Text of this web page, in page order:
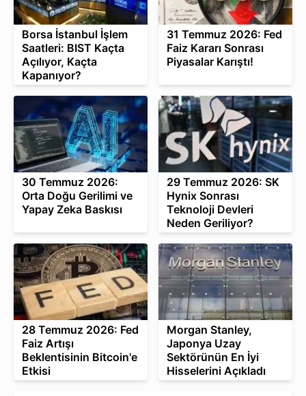
Borsa İstanbul İşlem
Saatleri: BIST Kaçta
Açılıyor, Kaçta
Kapanıyor?
31 Temmuz 2026: Fed
Faiz Kararı Sonrası
Piyasalar Karıştı!
30 Temmuz 2026:
Orta Doğu Gerilimi ve
Yapay Zeka Baskısı
29 Temmuz 2026: SK
Hynix Sonrası
Teknoloji Devleri
Neden Geriliyor?
28 Temmuz 2026: Fed
Faiz Artışı
Beklentisinin Bitcoin'e
Etkisi
Morgan Stanley,
Japonya Uzay
Sektörünün En İyi
Hisselerini Açıkladı